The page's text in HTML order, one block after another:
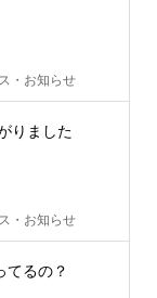
・お知らせ
りました
・お知らせ
てるの？